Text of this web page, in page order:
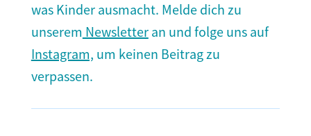
was Kinder ausmacht. Melde dich zu
unserem Newsletteran und folge uns auf
Instagram, um keinen Beitrag zu
verpassen.